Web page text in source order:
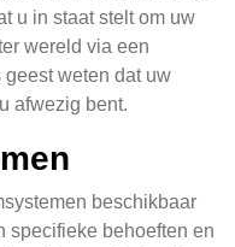
u in staat stelt om uw
wereld via een
weten dat uw
afwezig bent.
beschikbaar
specifieke behoeften en